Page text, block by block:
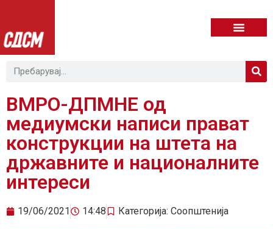
ВМРО-ДПМНЕ од
медиумски написи прават
конструкции на штета на
државните и националните
интереси
19/06/2021 14:48 Категорија: Соопштенија